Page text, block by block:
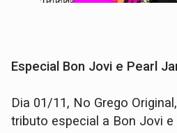
Especial Bon Jovi e Pearl
Dia 01/11, No Grego
tributo especial a Bon Jovi e